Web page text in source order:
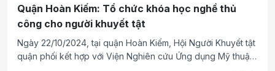
Quận Hoàn Kiếm: Tổ chức khóa học nghề thủ
công cho người khuyết tật
Ngày 22/10/2024, tại quận Hoàn Kiếm, Hội Người Khuyết tật
quận phối kết hợp với Viện Nghiên cứu Ứng dụng Mỹ thuật